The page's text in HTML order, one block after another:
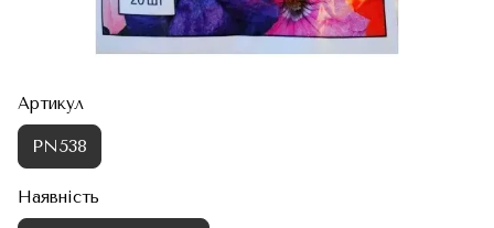
Артикул
PN538
Наявність